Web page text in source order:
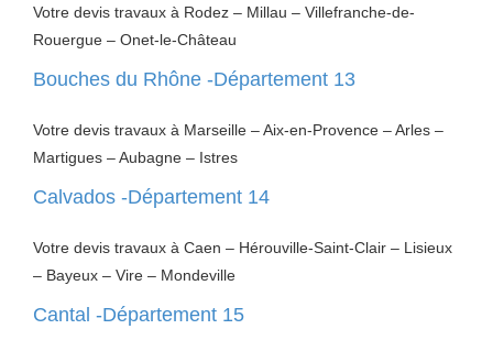
Votre devis travaux à Rodez – Millau – Villefranche-de-
Rouergue – Onet-le-Château
Bouches du Rhône -Département 13
Votre devis travaux à Marseille – Aix-en-Provence – Arles –
Martigues – Aubagne – Istres
Calvados -Département 14
Votre devis travaux à Caen – Hérouville-Saint-Clair – Lisieux
– Bayeux – Vire – Mondeville
Cantal -Département 15